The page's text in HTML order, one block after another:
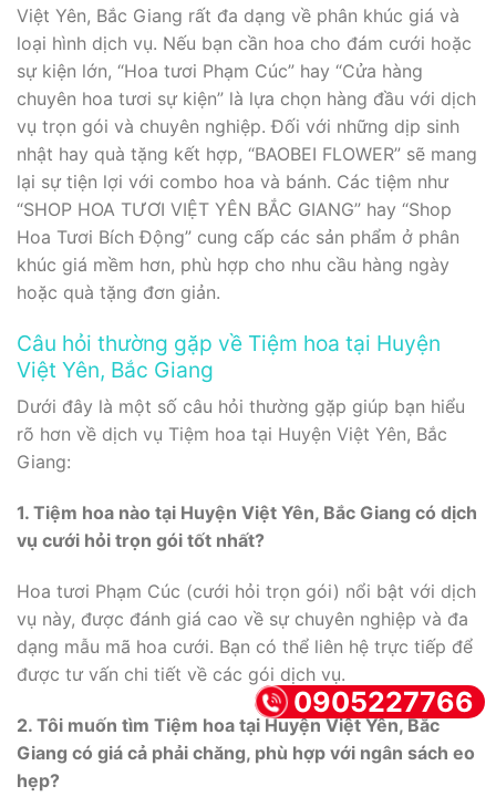
Việt Yên, Bắc Giang rất đa dạng về phân khúc giá và
loại hình dịch vụ. Nếu bạn cần hoa cho đám cưới hoặc
sự kiện lớn, “Hoa tươi Phạm Cúc” hay “Cửa hàng
chuyên hoa tươi sự kiện” là lựa chọn hàng đầu với dịch
vụ trọn gói và chuyên nghiệp. Đối với những dịp sinh
nhật hay quà tặng kết hợp, “BAOBEI FLOWER” sẽ mang
lại sự tiện lợi với combo hoa và bánh. Các tiệm như
“SHOP HOA TƯƠI VIỆT YÊN BẮC GIANG” hay “Shop
Hoa Tươi Bích Động” cung cấp các sản phẩm ở phân
khúc giá mềm hơn, phù hợp cho nhu cầu hàng ngày
hoặc quà tặng đơn giản.
Câu hỏi thường gặp về Tiệm hoa tại Huyện
Việt Yên, Bắc Giang
Dưới đây là một số câu hỏi thường gặp giúp bạn hiểu
rõ hơn về dịch vụ Tiệm hoa tại Huyện Việt Yên, Bắc
Giang:
1. Tiệm hoa nào tại Huyện Việt Yên, Bắc Giang có dịch
vụ cưới hỏi trọn gói tốt nhất?
Hoa tươi Phạm Cúc (cưới hỏi trọn gói) nổi bật với dịch
vụ này, được đánh giá cao về sự chuyên nghiệp và đa
dạng mẫu mã hoa cưới. Bạn có thể liên hệ trực tiếp để
được tư vấn chi tiết về các gói dịch vụ.
2. Tôi muốn tìm Tiệm hoa tại Huyện Việt Yên, Bắc
Giang có giá cả phải chăng, phù hợp với ngân sách eo
hẹp?
0905227766